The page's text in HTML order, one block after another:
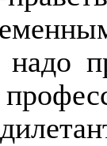
надо